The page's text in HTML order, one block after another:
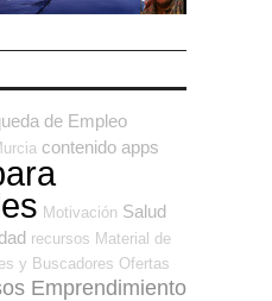
de Empleo
contenido apps
Motivación Salud
recursos Material de
y Buscadores Ofertas
Emprendimiento